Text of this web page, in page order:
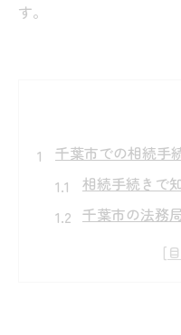
す。
千葉市での相続手
相続手続きで
千葉市の法務
相続法改正が